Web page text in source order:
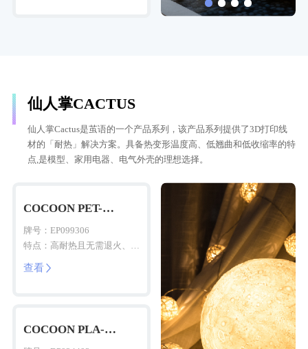
仙人掌CACTUS
仙人掌Cactus是茧语的一个产品系列，该产品系列提供了3D打印线
材的「耐热」解决方案。具备热变形温度高、低翘曲和低收缩率的特
点,是模型、家用电器、电气外壳的理想选择。
COCOON PET-
牌号：EP099306
特点：高耐热且无需退火、碳
纤维增强、高刚性、高抗蠕变
性
查看
COCOON PLA-